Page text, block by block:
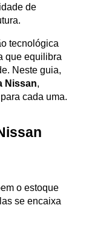
de
que equilibra
Neste guia,
Nissan,
cada uma.
o estoque
se encaixa